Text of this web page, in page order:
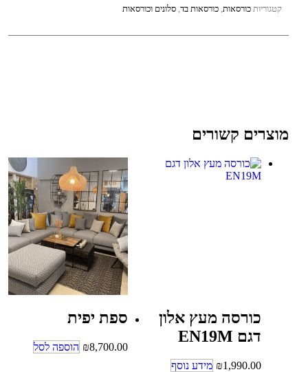
מוצרים קשורים
כורסה מעץ אלון
דגם EN19M
₪ 1,990.00 מידע נוסף
ספת יפית
₪8,700.00 הוספה לסל
קטגוריות כורסאות,כורסאות בד,סלונים וכורסאות